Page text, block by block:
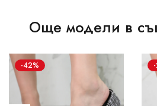
Още модели в
-42%